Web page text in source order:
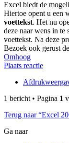
Excel biedt de
Hiertoe opent u een
voettekst. Het nu
deze naar wens in te
voettekst. Na deze
Bezoek ook gerust
Omhoog
Plaats reactie
1 bericht • Pagina 1
Terug naar “Excel
Ga naar